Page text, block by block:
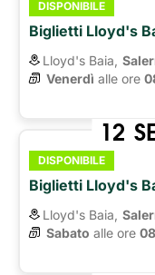
DISPONIBILE
Biglietti Lloyd's
Lloyd's Baia,
Venerdì alle ore
12
DISPONIBILE
Biglietti Lloyd's
Lloyd's Baia,
Sabato alle ore